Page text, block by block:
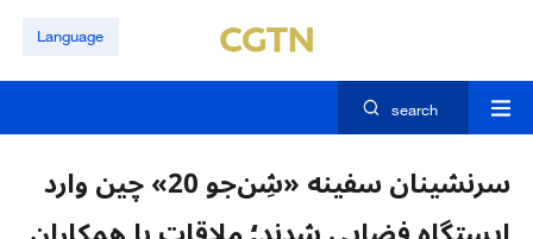
Language
search
سرنشینان سفینه «شِن‌جو 20» چین وارد